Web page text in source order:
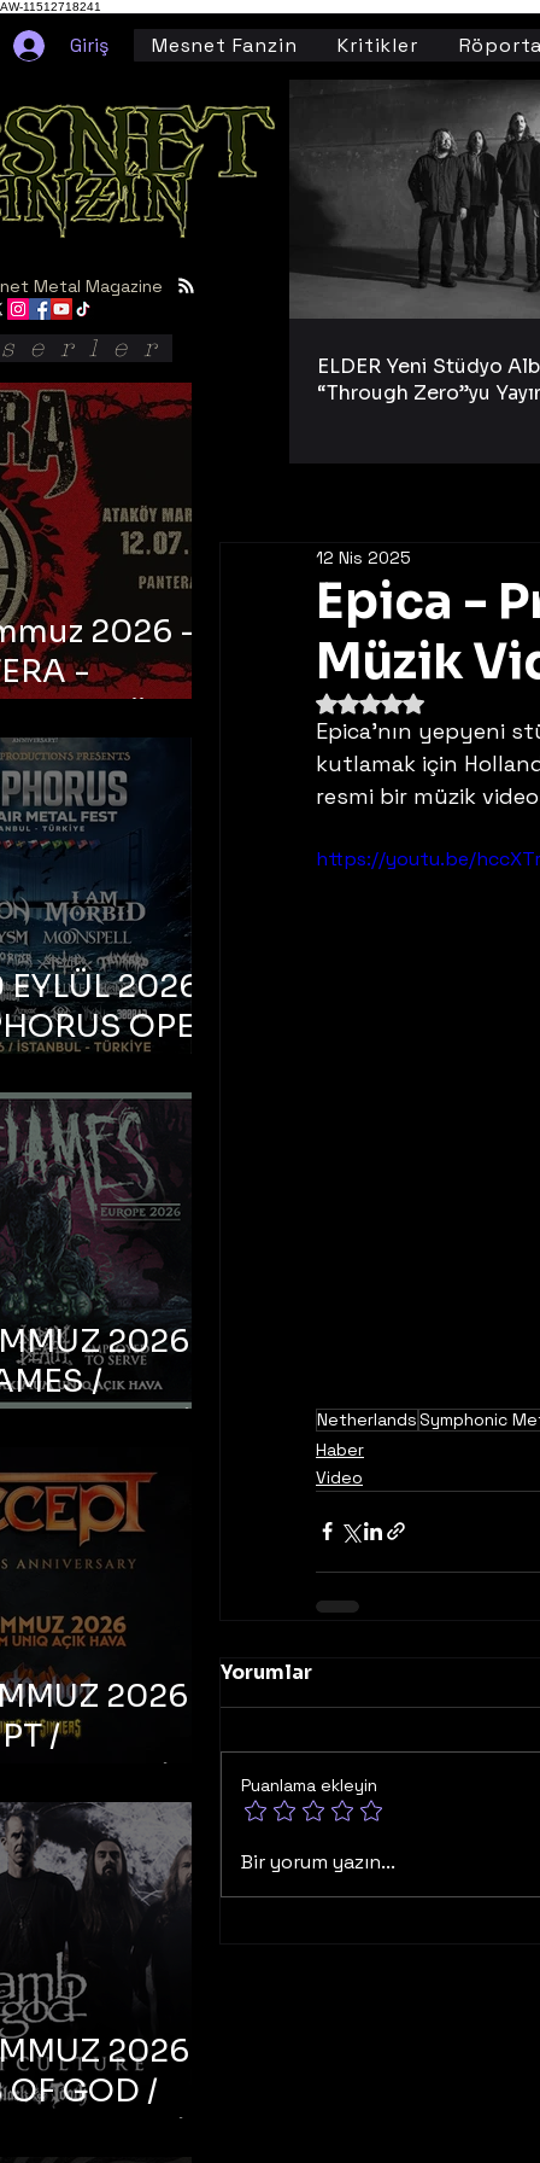
AW-11512718241
Giriş Mesnet Fanzin Kritikler
Epica -
Müzik
12 Nis 2025
5 üzerinden NaN yıldız
Epica'nın yepyeni
kutlamak için
resmi bir müzik
https://youtu.be/
NetherlandsSymphonic
Haber
Video
Yorumlar
Puanlama ekleyin
Bir yorum yazın...
Metal Magazine
ELDER Yeni Stüdyo
“Through Zero”yu
2026 -
-
Ataköy
Arena
2026 –
OPEN
FEST
2026 –
/
DEATH /
– İstanbul,
Uniq
2026 –
/
/
‘N’
– İstanbul,
Uniq
2026 –
OF GOD /
CULTURE /